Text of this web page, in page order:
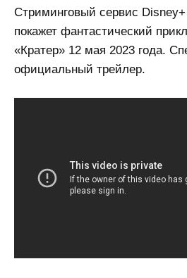
Стриминговый сервис
покажет фантастический
«Кратер» 12 мая 2023 года.
официальный трейлер.